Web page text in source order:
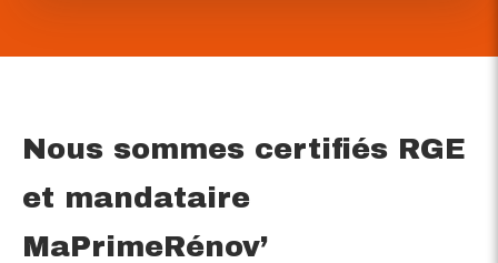
Nous sommes certifiés RGE
et mandataire
MaPrimeRénov’